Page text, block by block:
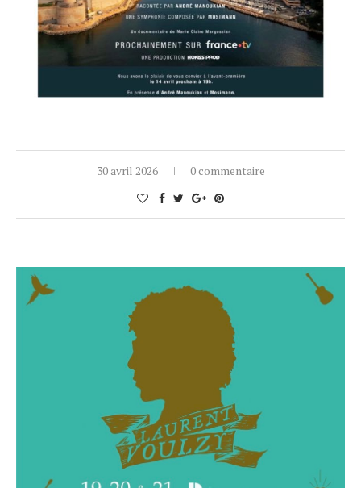
30 avril 2026 0 commentaire